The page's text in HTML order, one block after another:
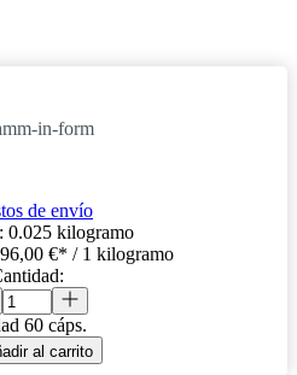
in-form
de envío
0.025 kilogramo
€* / 1 kilogramo
60 cáps.
al carrito